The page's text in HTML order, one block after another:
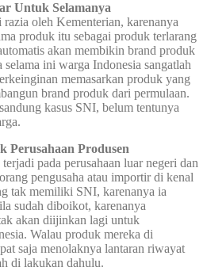
Untuk Selamanya
oleh Kementerian, karenanya
produk itu sebagai produk terlarang
akan membikin brand produk
ini warga Indonesia sangatlah
memasarkan produk yang
brand produk dari permulaan.
kasus SNI, belum tentunya
Perusahaan Produsen
pada perusahaan luar negeri dan
pengusaha atau importir di kenal
tak memiliki SNI, karenanya ia
sudah diboikot, karenanya
akan diijinkan lagi untuk
Walau produk mereka di
saja menolaknya lantaran riwayat
di lakukan dahulu.